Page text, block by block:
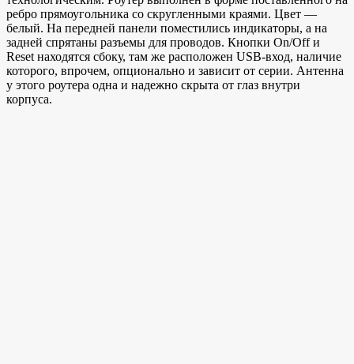
ребро прямоугольника со скругленными краями. Цвет —
белый. На передней панели поместились индикаторы, а на
задней спрятаны разъемы для проводов. Кнопки On/Off и
Reset находятся сбоку, там же расположен USB-вход, наличие
которого, впрочем, опционально и зависит от серии. Антенна
у этого роутера одна и надежно скрыта от глаз внутри
корпуса.